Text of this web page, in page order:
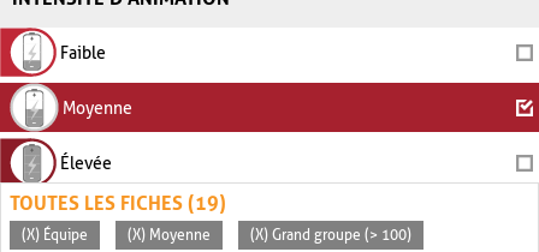
Faible
Moyenne
Élevée
TOUTES LES FICHES (19)
(X) Équipe (X) Moyenne (X) Grand groupe (> 100)